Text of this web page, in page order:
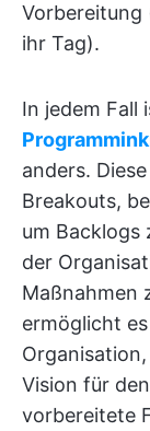
Vorbereitung
ihr Tag).
In jedem Fall
anders.
Breakouts,
um Backlogs
der
Maßnahmen
ermöglicht
Vision für
vorbereitete